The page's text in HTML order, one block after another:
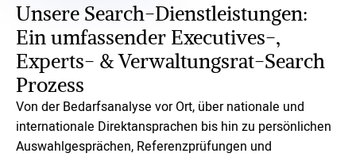
Unsere Search-Dienstleistungen:
Ein umfassender Executives-,
Experts- & Verwaltungsrat-Search
Prozess
Von der Bedarfsanalyse vor Ort, über nationale und
internationale Direktansprachen bis hin zu persönlichen
Auswahlgesprächen, Referenzprüfungen und